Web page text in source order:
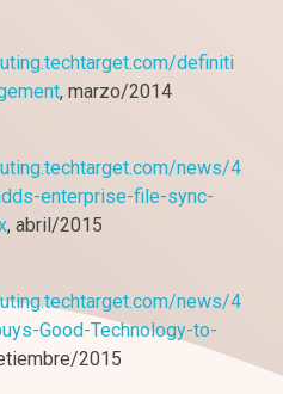
definiti
, marzo/2014
news/4
enterprise-file-sync-
, abril/2015
news/4
Good-Technology-to-
2015